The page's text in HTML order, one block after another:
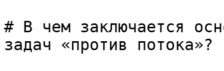
# В чем заключается
задач «против потока»?